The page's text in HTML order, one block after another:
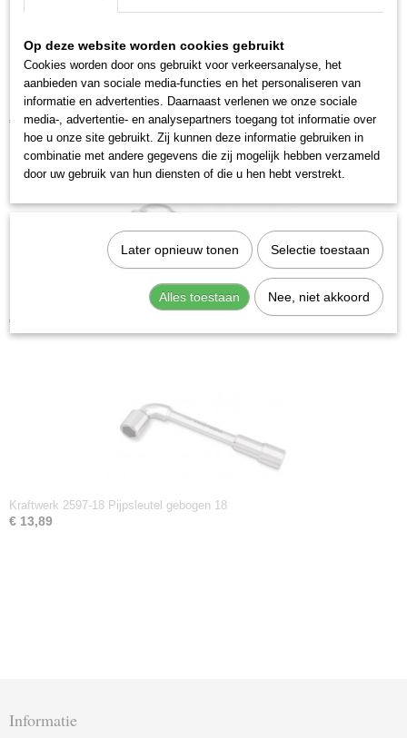
Kraftwerk 2589-01 Pijpsleutelset 9-delig
€ 38,11
Kraftwerk 2597-14 Pijpsleutel gebogen 14
€ 8,87
Kraftwerk 2597-18 Pijpsleutel gebogen 18
€ 13,89
Informatie
Op deze website worden cookies gebruikt
Cookies worden door ons gebruikt voor verkeersanalyse, het
aanbieden van sociale media-functies en het personaliseren van
informatie en advertenties. Daarnaast verlenen we onze sociale
media-, advertentie- en analysepartners toegang tot informatie over
hoe u onze site gebruikt. Zij kunnen deze informatie gebruiken in
combinatie met andere gegevens die zij mogelijk hebben verzameld
door uw gebruik van hun diensten of die u hen hebt verstrekt.
Later opnieuw tonen Selectie toestaan
Alles toestaan Nee, niet akkoord